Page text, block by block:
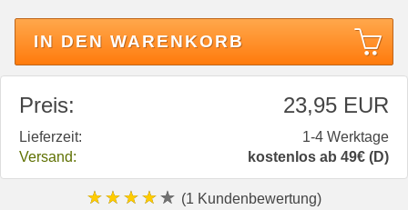
IN DEN WARENKORB
Preis: 23,95 EUR
Lieferzeit:
1-4 Werktage
Versand:
kostenlos ab 49€ (D)
★★★★★ (1 Kundenbewertung)